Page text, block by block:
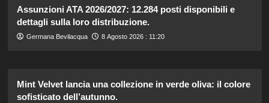
Assunzioni ATA 2026/2027: 12.284 posti disponibili e
dettagli sulla loro distribuzione.
Germana Bevilacqua 8 Agosto 2026 : 11:20
Mint Velvet lancia una collezione in verde oliva: il colore
sofisticato dell’autunno.